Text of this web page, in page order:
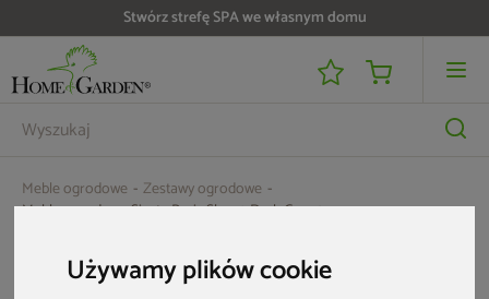
Używamy plików cookie
Stwórz strefę SPA we własnym domu
Meble ogrodowe
Zestawy ogrodowe
Meble ogrodowe Siesta Paris Sky 70 Dark Grey 2+1
Aktualne oferty